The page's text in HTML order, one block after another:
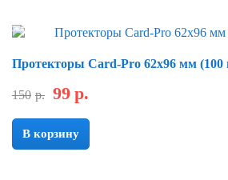
Скидка
Протекторы Card-Pro 62х96 мм
150 р. 99 р.
В корзину